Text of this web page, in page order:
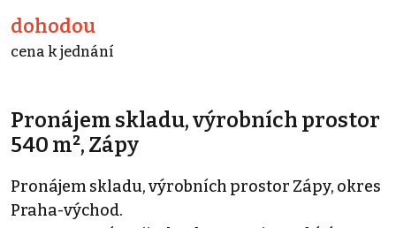
dohodou
cena k jednání
Pronájem skladu, výrobních prostor
540 m², Zápy
Pronájem skladu, výrobních prostor Zápy, okres
Praha-východ.